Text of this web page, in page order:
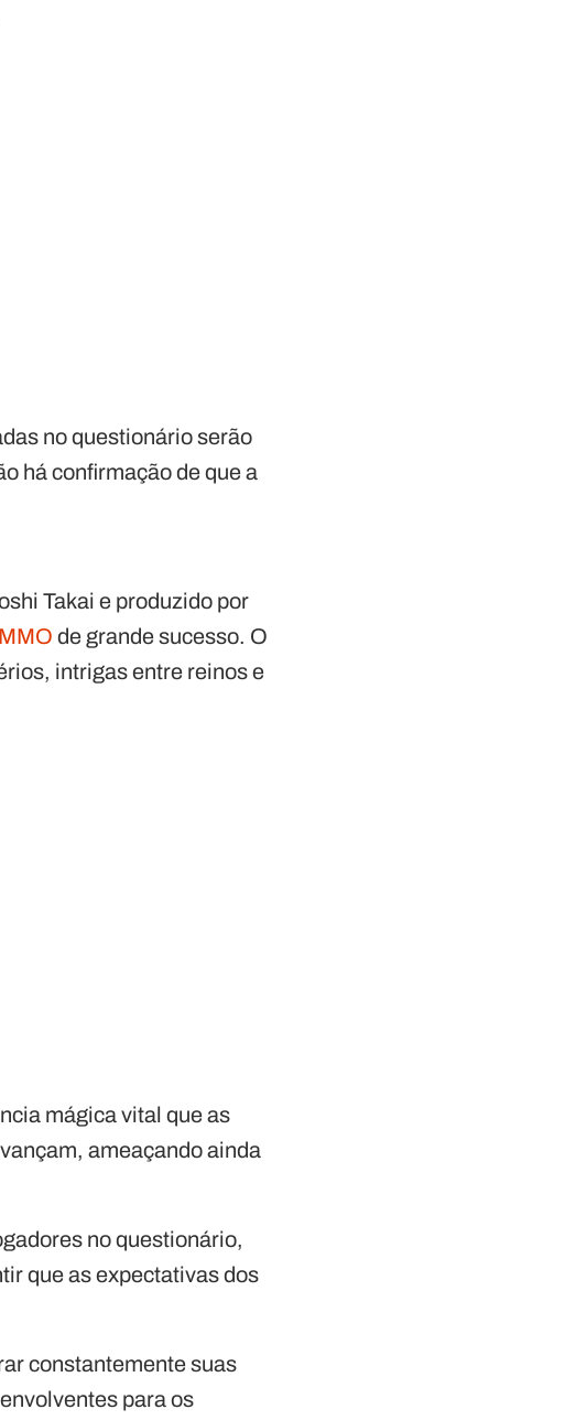
no questionário serão
há confirmação de que a
Takai e produzido por
MMO de grande sucesso. O
intrigas entre reinos e
mágica vital que as
ameaçando ainda
no questionário,
que as expectativas dos
constantemente suas
para os